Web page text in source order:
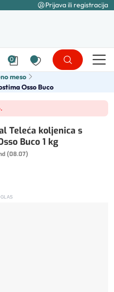
Prijava ili registracija
0
meso
Osso Buco
Teleća koljenica s
Buco 1 kg
(08.07)